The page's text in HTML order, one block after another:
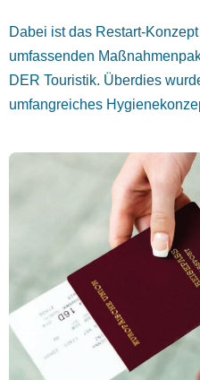
Dabei ist das Restart-
umfassenden
DER Touristik. Überdies
umfangreiches